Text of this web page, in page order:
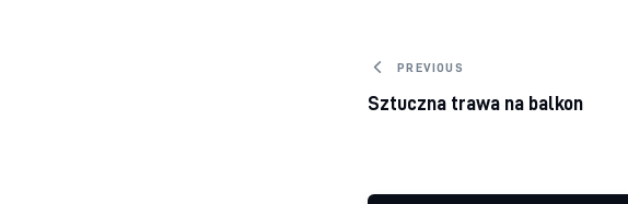
Nawigacja wpisu
PREVIOUS
Sztuczna trawa na balkon